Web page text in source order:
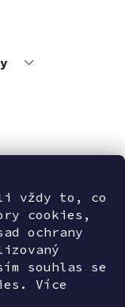
vždy to, co
cookies,
ochrany
souhlas se
Více